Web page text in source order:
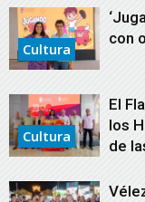
Cultura
con
Cultura
El
los
de